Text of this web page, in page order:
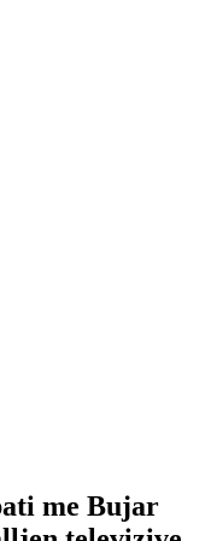
me Bujar